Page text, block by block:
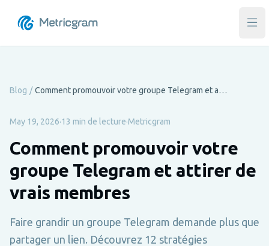
Blog / Comment promouvoir votre groupe Telegram et attirer de vrais membres
May 19, 2026·13 min de lecture·Metricgram
Comment promouvoir votre
groupe Telegram et attirer de
vrais membres
Faire grandir un groupe Telegram demande plus que
partager un lien. Découvrez 12 stratégies